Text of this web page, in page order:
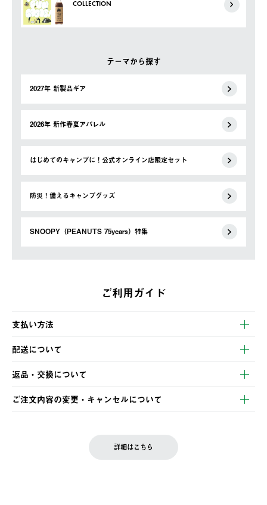
COLLECTION
テーマから探す
2027年 新製品ギア
2026年 新作春夏アパレル
はじめてのキャンプに！公式オンライン店限定セット
防災！備えるキャンプグッズ
SNOOPY（PEANUTS 75years）特集
ご利用ガイド
支払い方法
以下のいずれかの方法でお支払いいただけます。
・クレジットカード決済
・コンビニ決済
・Pay-easy決済
配送について
【発送スケジュール】
ご注文・ご入金完了より2営業日以内に商品を発送いたします。
土日祝の発送はございませんので、木曜日以降のご注文は週明け
の発送となる場合がございます。
返品・交換について
※お客様都合の場合
お客様都合の返品にかかる送料は、お客様ご負担とさせていただ
ご注文内容の変更・キャンセルについて
LOGOS FAMILY会員の方は、会員マイページ内 購入履歴画面に
詳細はこちら